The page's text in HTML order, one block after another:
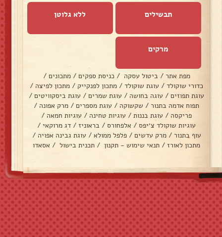
תבשילים ללא גלוטן
מרקים
מפת אתר / ביטול עסקה / כניסת ספקים / מתכונים /
כדורי שוקולד / עוגת שוקולד / מתכון לפנקייק / מתכון לפיצה /
עוגת תפוזים / עוגה בחושה / עוגת שמרים / עוגת ביסקוויטים /
תפוח אדמה בתנור / שקשוקה / עוגת מספרים / מרק אפונה /
פריקסה / עוגת בננות / עוגיות טחינה / עוגיות חמאה /
עוגיות שוקולד צ׳יפס / אלפחורס / בראוניז / דג מרוקאי /
עוף בתנור / מרק עדשים / פלפל ממולא / עוגת גבינה אפויה /
מתכון לאורז / תנאי שימוש - תקנון / תכנית בישול / אסאדו